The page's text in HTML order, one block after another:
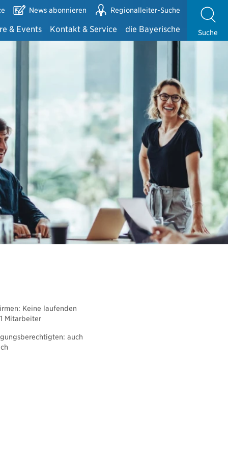
News abonnieren Regionalleiter-Suche
& Events
mit der DMA
Kontakt & Service
Zusammenarbeit mit der Bayerischen
Kundenbetreuung und -gewinnung
Fondsinformationen der Bayerischen
Partnerportale
Rechner und Schnittstellen
die Bayerische Suche
Keine laufenden
Mitarbeiter
auch